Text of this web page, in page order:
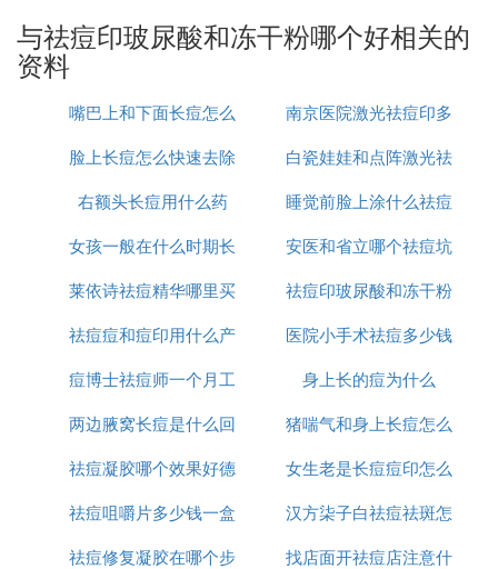
与祛痘印玻尿酸和冻干粉哪个好相关的
资料
嘴巴上和下面长痘怎么
治
南京医院激光祛痘印多
少钱
脸上长痘怎么快速去除
白瓷娃娃和点阵激光祛
痘印哪个好
右额头长痘用什么药
睡觉前脸上涂什么祛痘
印
女孩一般在什么时期长
痘
安医和省立哪个祛痘坑
痘印好
莱依诗祛痘精华哪里买
祛痘印玻尿酸和冻干粉
哪个好
祛痘痘和痘印用什么产
品
医院小手术祛痘多少钱
一次
痘博士祛痘师一个月工
资多少
身上长的痘为什么
两边腋窝长痘是什么回
事
猪喘气和身上长痘怎么
治疗
祛痘凝胶哪个效果好德
国
女生老是长痘痘印怎么
办
祛痘咀嚼片多少钱一盒
汉方柒子白祛痘祛斑怎
么样
祛痘修复凝胶在哪个步
找店面开祛痘店注意什